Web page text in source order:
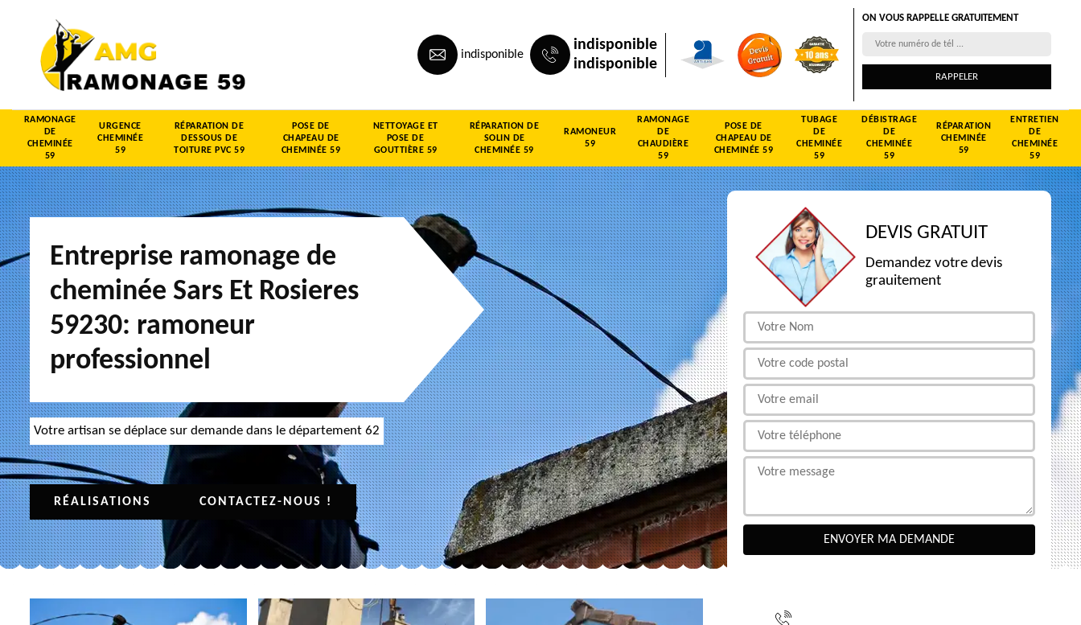
indisponible
indisponible
indisponible
ON VOUS RAPPELLE GRATUITEMENT
RAMONAGE
DE
CHEMINÉE
59
URGENCE
CHEMINÉE
59
RÉPARATION DE
DESSOUS DE
TOITURE PVC 59
POSE DE
CHAPEAU DE
CHEMINÉE 59
NETTOYAGE ET
POSE DE
GOUTTIÈRE 59
RÉPARATION DE
SOLIN DE
CHEMINÉE 59
RAMONEUR
59
RAMONAGE
DE
CHAUDIÈRE
59
POSE DE
CHAPEAU DE
CHEMINÉE 59
TUBAGE
DE
CHEMINÉE
59
DÉBISTRAGE
DE
CHEMINÉE
59
RÉPARATION
CHEMINÉE
59
ENTRETIEN
DE
CHEMINÉE
59
Entreprise ramonage de
cheminée Sars Et Rosieres
59230: ramoneur
professionnel
Votre artisan se déplace sur demande dans le département 62
RÉALISATIONS CONTACTEZ-NOUS !
DEVIS GRATUIT
Demandez votre devis
grauitement